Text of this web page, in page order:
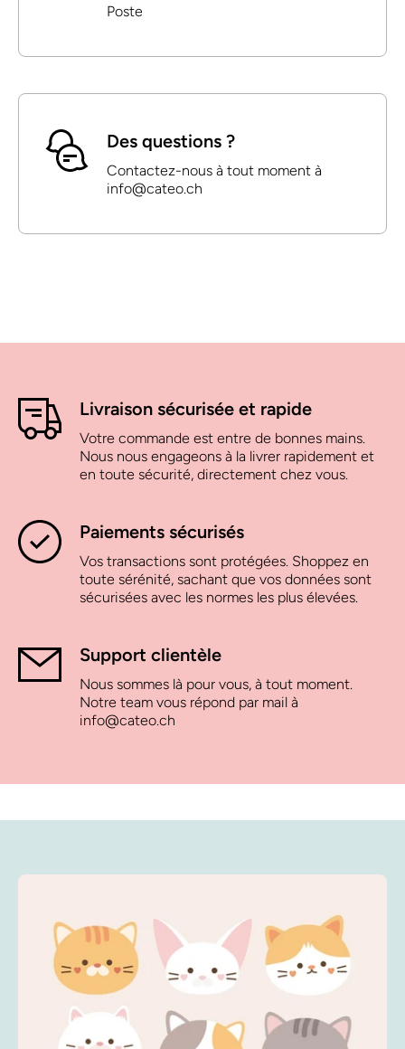
Poste
Des questions ?
Contactez-nous à tout moment à
info@cateo.ch
Livraison sécurisée et rapide
Votre commande est entre de bonnes mains.
Nous nous engageons à la livrer rapidement et
en toute sécurité, directement chez vous.
Paiements sécurisés
Vos transactions sont protégées. Shoppez en
toute sérénité, sachant que vos données sont
sécurisées avec les normes les plus élevées.
Support clientèle
Nous sommes là pour vous, à tout moment.
Notre team vous répond par mail à
info@cateo.ch